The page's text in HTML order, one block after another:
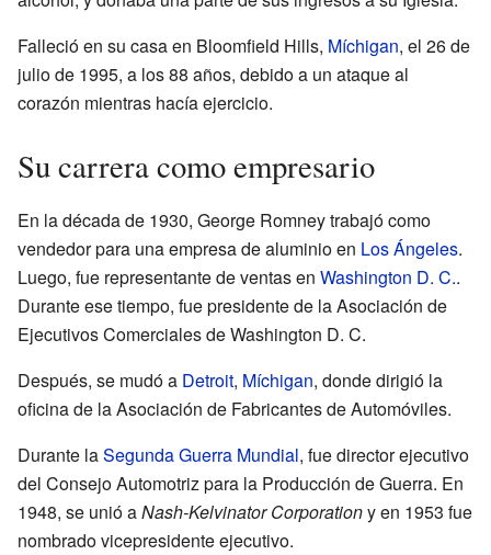
Falleció en su casa en Bloomfield Hills, Míchigan, el 26 de
julio de 1995, a los 88 años, debido a un ataque al
corazón mientras hacía ejercicio.
Su carrera como empresario
En la década de 1930, George Romney trabajó como
vendedor para una empresa de aluminio en Los Ángeles.
Luego, fue representante de ventas en Washington D. C..
Durante ese tiempo, fue presidente de la Asociación de
Ejecutivos Comerciales de Washington D. C.
Después, se mudó a Detroit, Míchigan, donde dirigió la
oficina de la Asociación de Fabricantes de Automóviles.
Durante laSegunda Guerra Mundial, fue director ejecutivo
del Consejo Automotriz para la Producción de Guerra. En
1948, se unió aNash-Kelvinator Corporationy en 1953 fue
nombrado vicepresidente ejecutivo.